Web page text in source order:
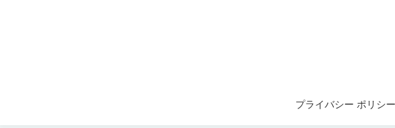
プライバシー ポリシー